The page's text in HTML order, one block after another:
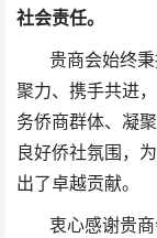
社会责任。
贵商会始终秉
聚力、携手共进
务侨商群体、凝
良好侨社氛围，
出了卓越贡献。
衷心感谢贵商